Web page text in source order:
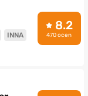
INNA
8.2
470 ocen